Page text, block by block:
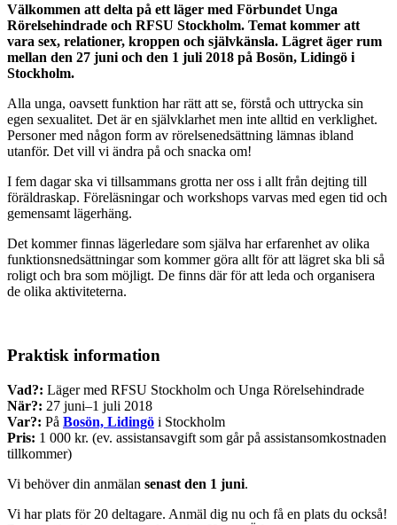
Välkommen att delta på ett läger med Förbundet Unga
Rörelsehindrade och RFSU Stockholm. Temat kommer att
vara sex, relationer, kroppen och självkänsla. Lägret äger rum
mellan den 27 juni och den 1 juli 2018 på Bosön, Lidingö i
Stockholm.
Alla unga, oavsett funktion har rätt att se, förstå och uttrycka sin
egen sexualitet. Det är en självklarhet men inte alltid en verklighet.
Personer med någon form av rörelsenedsättning lämnas ibland
utanför. Det vill vi ändra på och snacka om!
I fem dagar ska vi tillsammans grotta ner oss i allt från dejting till
föräldraskap. Föreläsningar och workshops varvas med egen tid och
gemensamt lägerhäng.
Det kommer finnas lägerledare som själva har erfarenhet av olika
funktionsnedsättningar som kommer göra allt för att lägret ska bli så
roligt och bra som möjligt. De finns där för att leda och organisera
de olika aktiviteterna.
Praktisk information
Vad?: Läger med RFSU Stockholm och Unga Rörelsehindrade
När?: 27 juni–1 juli 2018
Var?: På Bosön, Lidingö i Stockholm
Pris: 1 000 kr. (ev. assistansavgift som går på assistansomkostnaden
tillkommer)
Vi behöver din anmälan senast den 1 juni.
Vi har plats för 20 deltagare. Anmäl dig nu och få en plats du också!